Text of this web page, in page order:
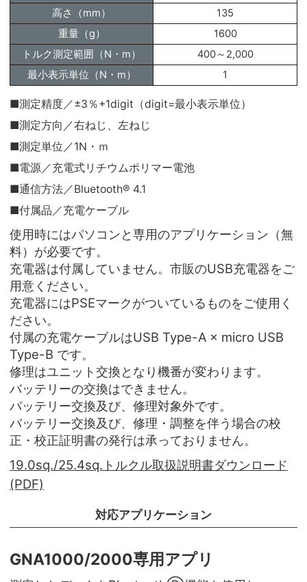
高さ（mm）
135
重量（g）
1600
トルク測定範囲（N・m）
400～2,000
最小表示単位（N・m）
1
■測定精度／±3％+1digit（digit=最小表示単位）
■測定方向／右ねじ、左ねじ
■測定単位／1N・ｍ
■電源／充電式リチウムポリマー電池
■通信方法／Bluetooth® 4.1
■付属品／充電ケーブル
使用時にはパソコンと専用のアプリケーション（無
料）が必要です。
充電器は付属していません。市販のUSB充電器をご
用意ください。
充電器にはPSEマークがついているものをご使用く
ださい。
付属の充電ケーブルはUSB Type-A × micro USB
Type-B です。
修理はユニット交換となり機番が変わります。
バッテリーの交換はできません。
バッテリー交換及び、修理対象外です。
バッテリー交換及び、修理・調整を伴う場合の校
正・校正証明書の発行は承っておりません。
19.0sq./25.4sq.トルクル取扱説明書ダウンロード
(PDF)
対応アプリケーション
GNA1000/2000専用アプリ